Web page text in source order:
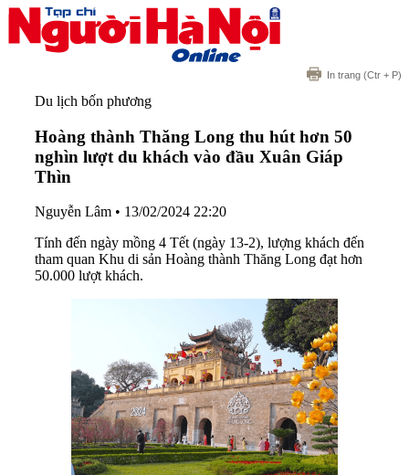
In trang (Ctr + P)
Du lịch bốn phương
Hoàng thành Thăng Long thu hút hơn 50
nghìn lượt du khách vào đầu Xuân Giáp
Thìn
Nguyễn Lâm • 13/02/2024 22:20
Tính đến ngày mồng 4 Tết (ngày 13-2), lượng khách đến
tham quan Khu di sản Hoàng thành Thăng Long đạt hơn
50.000 lượt khách.